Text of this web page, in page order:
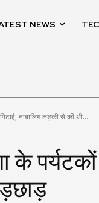
NEWS
नाबालिग लड़की से की थी...
पर्यटकों